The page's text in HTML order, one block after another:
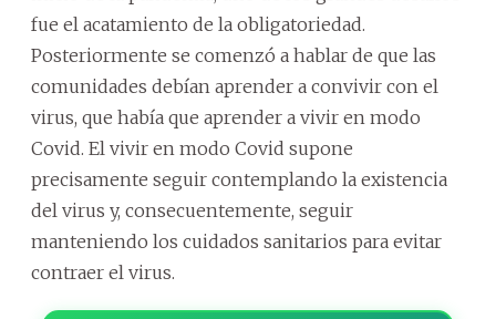
fue el acatamiento de la obligatoriedad.
Posteriormente se comenzó a hablar de que las
comunidades debían aprender a convivir con el
virus, que había que aprender a vivir en modo
Covid. El vivir en modo Covid supone
precisamente seguir contemplando la existencia
del virus y, consecuentemente, seguir
manteniendo los cuidados sanitarios para evitar
contraer el virus.